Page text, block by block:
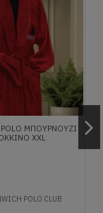
POLO ΜΠΟΥΡΝΟΥΖΙ
XXL
POLO CLUB